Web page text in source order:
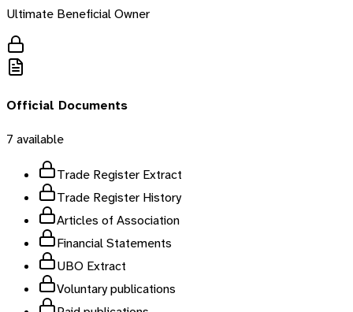
Ultimate Beneficial Owner
Official Documents
7 available
Trade Register Extract
Trade Register History
Articles of Association
Financial Statements
UBO Extract
Voluntary publications